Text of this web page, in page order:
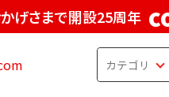
げさまで開設25周年